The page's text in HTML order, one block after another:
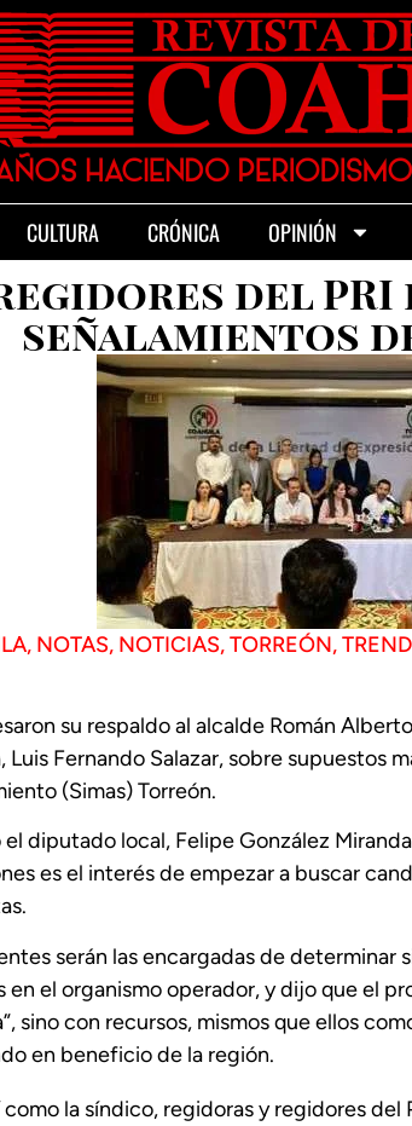
CULTURA CRÓNICA OPINIÓN
del
señalamientos
, NOTAS, NOTICIAS,TORREÓN,
su respaldo al alcalde Román
Fernando Salazar, sobre supuestos
(Simas) Torreón.
diputado local, Felipe González
es el interés de empezar a buscar
serán las encargadas de determinar
el organismo operador, y dijo que el
sino con recursos, mismos que ellos
en beneficio de la región.
la síndico, regidoras y regidores del